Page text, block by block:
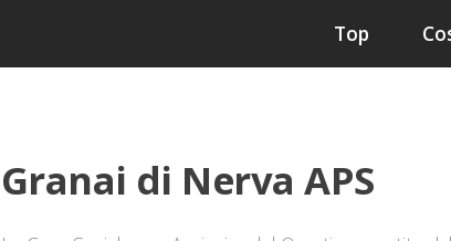
Top
Granai di Nerva APS